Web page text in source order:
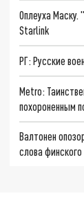
Оплеуха Маску.
Starlink
РГ: Русские
Metro:
похороненным
Валтонен
слова